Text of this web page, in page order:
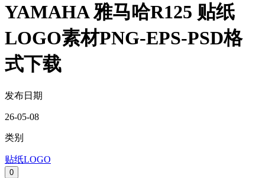
YAMAHA 雅马哈R125 贴纸
LOGO素材PNG-EPS-PSD格
式下载
发布日期
26-05-08
类别
贴纸LOGO
0